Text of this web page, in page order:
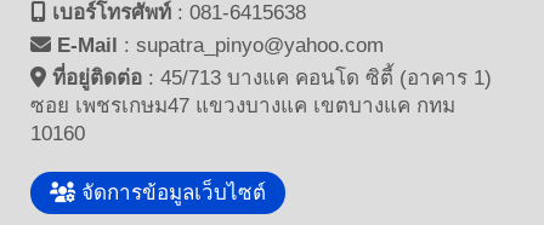
เบอร์โทรศัพท์ : 081-6415638
E-Mail
: supatra_pinyo@yahoo.com
ที่อยู่ติดต่อ : 45/713 บางแค คอนโด ซิตี้ (อาคาร 1)
ซอย เพชรเกษม47 แขวงบางแค เขตบางแค กทม
10160
จัดการข้อมูลเว็บไซต์